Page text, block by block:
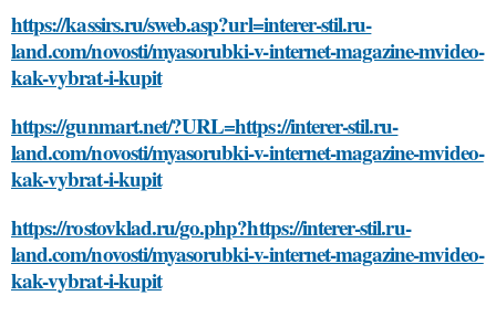
https://kassirs.ru/sweb.asp?url=interer-stil.ru-
land.com/novosti/myasorubki-v-internet-magazine-mvideo-
kak-vybrat-i-kupit
https://gunmart.net/?URL=https://interer-stil.ru-
land.com/novosti/myasorubki-v-internet-magazine-mvideo-
kak-vybrat-i-kupit
https://rostovklad.ru/go.php?https://interer-stil.ru-
land.com/novosti/myasorubki-v-internet-magazine-mvideo-
kak-vybrat-i-kupit